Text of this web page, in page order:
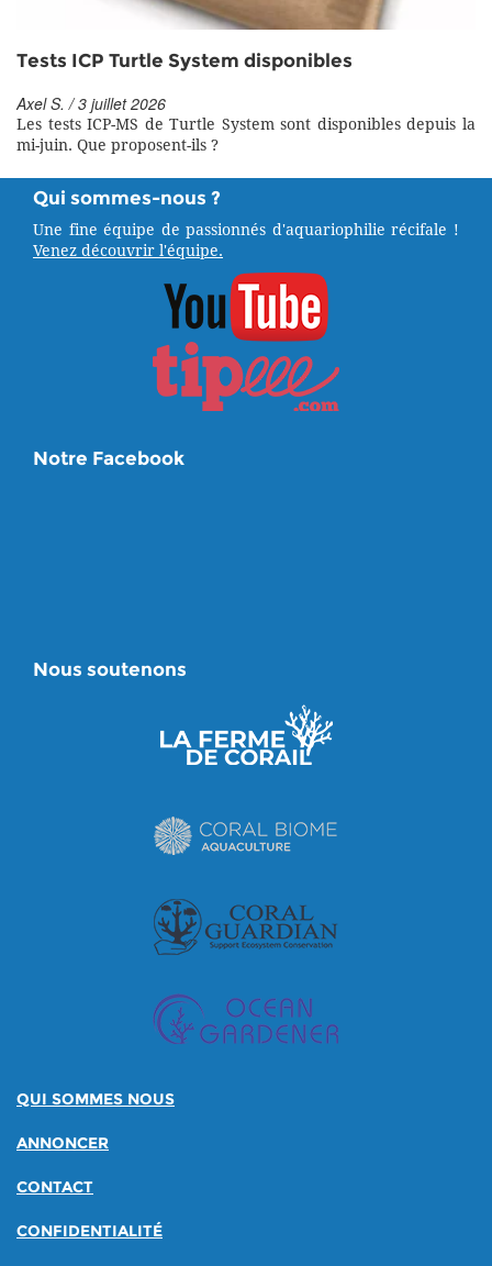
Tests ICP Turtle System disponibles
Axel S. / 3 juillet 2026
Les tests ICP-MS de Turtle System sont disponibles depuis la
mi-juin. Que proposent-ils ?
Qui sommes-nous ?
Une fine équipe de passionnés d'aquariophilie récifale !
Venez découvrir l'équipe.
Notre Facebook
Nous soutenons
QUI SOMMES NOUS
ANNONCER
CONTACT
CONFIDENTIALITÉ